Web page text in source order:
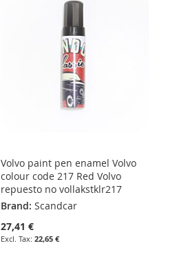
Volvo paint pen enamel Volvo
colour code 217 Red Volvo
repuesto no vollakstklr217
Brand: Scandcar
27,41 €
22,65 €